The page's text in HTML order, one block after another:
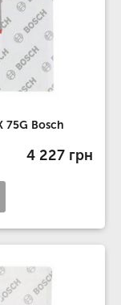
75G Bosch
4 227 грн